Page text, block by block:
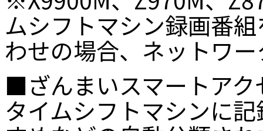
ムシフトマシン録画番
わせの場合、ネットワ
■ざんまいスマートアク
タイムシフトマシンに